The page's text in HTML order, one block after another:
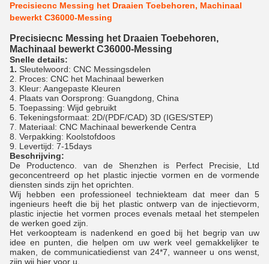
Precisiecnc Messing het Draaien Toebehoren, Machinaal
bewerkt C36000-Messing
Precisiecnc Messing het Draaien Toebehoren,
Machinaal bewerkt C36000-Messing
Snelle details:
1. Sleutelwoord: CNC Messingsdelen
2. Proces: CNC het Machinaal bewerken
3. Kleur: Aangepaste Kleuren
4. Plaats van Oorsprong: Guangdong, China
5. Toepassing: Wijd gebruikt
6. Tekeningsformaat: 2D/(PDF/CAD) 3D (IGES/STEP)
7. Materiaal: CNC Machinaal bewerkende Centra
8. Verpakking: Koolstofdoos
9. Levertijd: 7-15days
Beschrijving:
De Productenco. van de Shenzhen is Perfect Precisie, Ltd
geconcentreerd op het plastic injectie vormen en de vormende
diensten sinds zijn het oprichten.
Wij hebben een professioneel techniekteam dat meer dan 5
ingenieurs heeft die bij het plastic ontwerp van de injectievorm,
plastic injectie het vormen proces evenals metaal het stempelen
de werken goed zijn.
Het verkoopteam is nadenkend en goed bij het begrip van uw
idee en punten, die helpen om uw werk veel gemakkelijker te
maken, de communicatiedienst van 24*7, wanneer u ons wenst,
zijn wij hier voor u.